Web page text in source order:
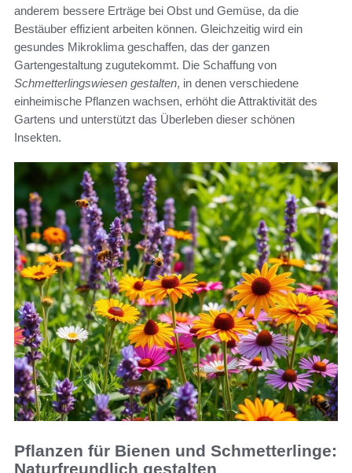
anderem bessere Erträge bei Obst und Gemüse, da die
Bestäuber effizient arbeiten können. Gleichzeitig wird ein
gesundes Mikroklima geschaffen, das der ganzen
Gartengestaltung zugutekommt. Die Schaffung von
Schmetterlingswiesen gestalten, in denen verschiedene
einheimische Pflanzen wachsen, erhöht die Attraktivität des
Gartens und unterstützt das Überleben dieser schönen
Insekten.
Pflanzen für Bienen und Schmetterlinge:
Naturfreundlich gestalten